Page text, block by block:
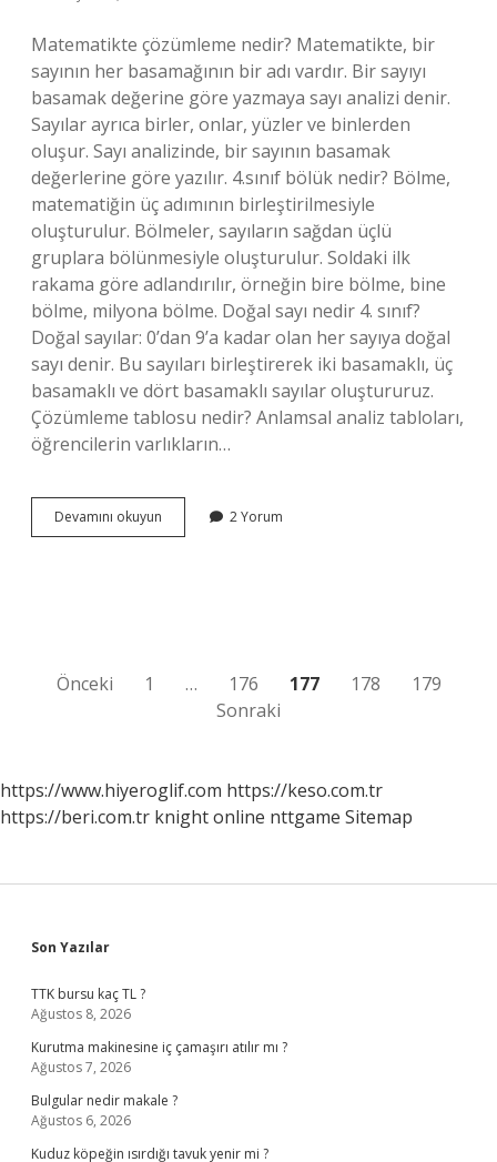
Matematikte çözümleme nedir? Matematikte, bir
sayının her basamağının bir adı vardır. Bir sayıyı
basamak değerine göre yazmaya sayı analizi denir.
Sayılar ayrıca birler, onlar, yüzler ve binlerden
oluşur. Sayı analizinde, bir sayının basamak
değerlerine göre yazılır. 4.sınıf bölük nedir? Bölme,
matematiğin üç adımının birleştirilmesiyle
oluşturulur. Bölmeler, sayıların sağdan üçlü
gruplara bölünmesiyle oluşturulur. Soldaki ilk
rakama göre adlandırılır, örneğin bire bölme, bine
bölme, milyona bölme. Doğal sayı nedir 4. sınıf?
Doğal sayılar: 0’dan 9’a kadar olan her sayıya doğal
sayı denir. Bu sayıları birleştirerek iki basamaklı, üç
basamaklı ve dört basamaklı sayılar oluştururuz.
Çözümleme tablosu nedir? Anlamsal analiz tabloları,
öğrencilerin varlıkların…
Devamını okuyun
Sınıf
2 Yorum
Yazı
Önceki 1 … 176 177 178
179
Sonraki
https://www.hiyeroglif.com https://keso.com.tr
https://beri.com.tr knight online nttgame Sitemap
Sidebar
Son Yazılar
TTK bursu kaç TL ?
Ağustos 8, 2026
Kurutma makinesine iç çamaşırı atılır mı ?
Ağustos 7, 2026
Bulgular nedir makale ?
Ağustos 6, 2026
Kuduz köpeğin ısırdığı tavuk yenir mi ?